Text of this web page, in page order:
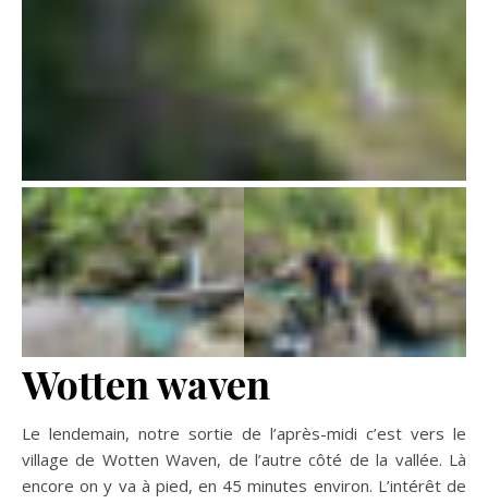
Wotten waven
Le lendemain, notre sortie de l’après-midi c’est vers le
village de Wotten Waven, de l’autre côté de la vallée. Là
encore on y va à pied, en 45 minutes environ. L’intérêt de